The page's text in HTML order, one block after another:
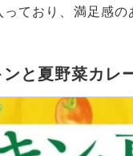
ており、満足感の
と夏野菜カレ